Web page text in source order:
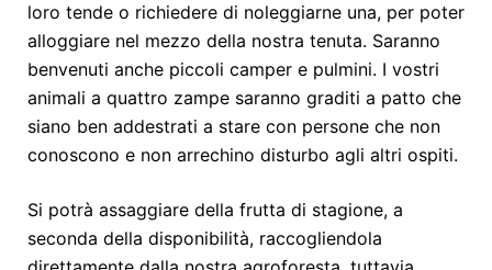
loro tende o richiedere di noleggiarne una, per poter
alloggiare nel mezzo della nostra tenuta. Saranno
benvenuti anche piccoli camper e pulmini. I vostri
animali a quattro zampe saranno graditi a patto che
siano ben addestrati a stare con persone che non
conoscono e non arrechino disturbo agli altri ospiti.
Si potrà assaggiare della frutta di stagione, a
seconda della disponibilità, raccogliendola